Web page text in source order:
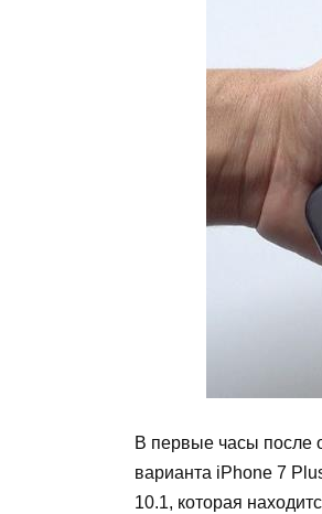
В первые часы после
варианта iPhone 7
10.1, которая